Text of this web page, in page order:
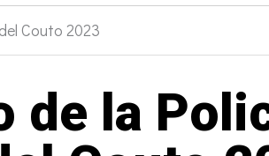
Couto 2023
la